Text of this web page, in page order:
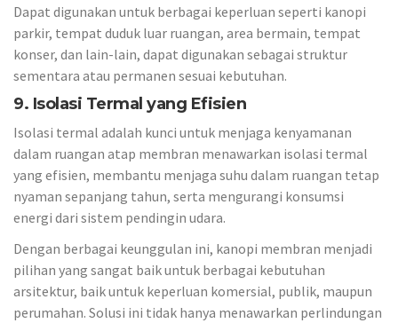
Dapat digunakan untuk berbagai keperluan seperti kanopi
parkir, tempat duduk luar ruangan, area bermain, tempat
konser, dan lain-lain, dapat digunakan sebagai struktur
sementara atau permanen sesuai kebutuhan.
9. Isolasi Termal yang Efisien
Isolasi termal adalah kunci untuk menjaga kenyamanan
dalam ruangan atap membran menawarkan isolasi termal
yang efisien, membantu menjaga suhu dalam ruangan tetap
nyaman sepanjang tahun, serta mengurangi konsumsi
energi dari sistem pendingin udara.
Dengan berbagai keunggulan ini, kanopi membran menjadi
pilihan yang sangat baik untuk berbagai kebutuhan
arsitektur, baik untuk keperluan komersial, publik, maupun
perumahan. Solusi ini tidak hanya menawarkan perlindungan